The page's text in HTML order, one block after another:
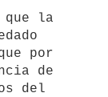
la
por
de
del